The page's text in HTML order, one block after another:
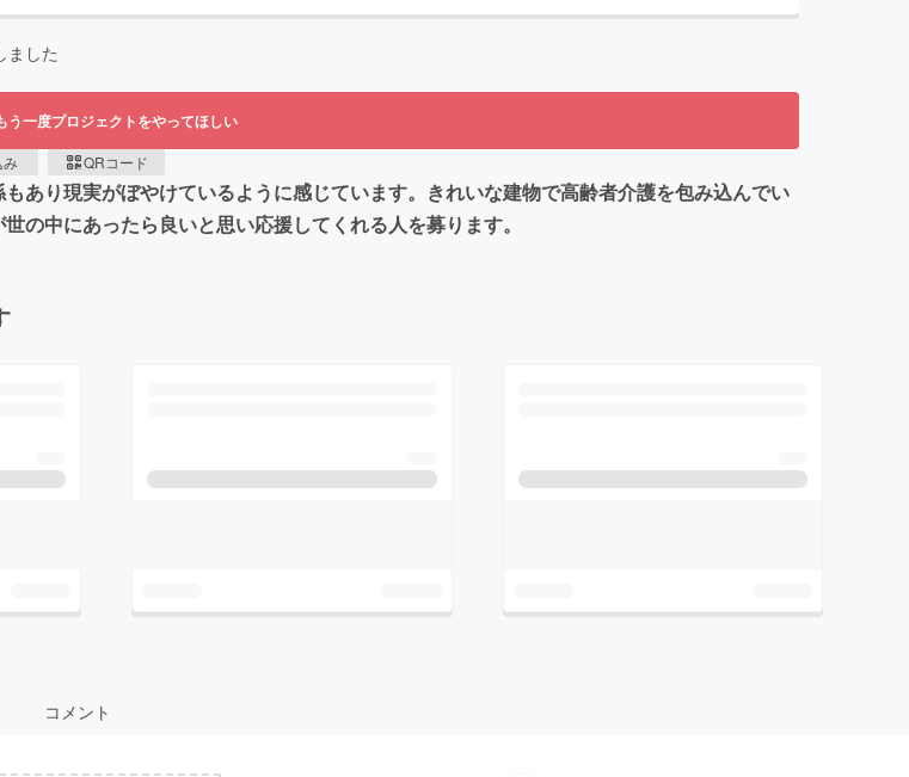
ました
う一度プロジェクトをやってほしい
み QRコード
あり現実がぼやけているように感じています。きれいな建物で高齢者介護を包み込んでい
の中にあったら良いと思い応援してくれる人を募ります。
コメント